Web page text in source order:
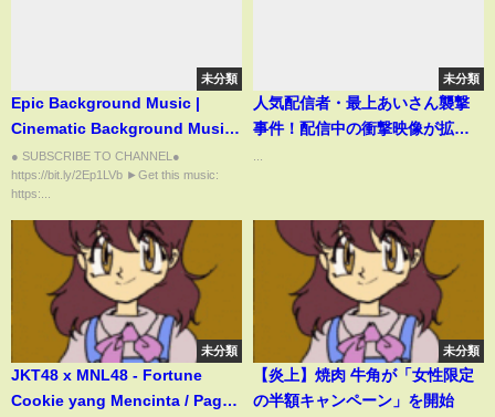
未分類
Epic Background Music |
Cinematic Background Music |
ROYALTY FREE MUSIC by
Music Planet
● SUBSCRIBE TO CHANNEL●
https://bit.ly/2Ep1LVb ►Get this music:
https:...
未分類
人気配信者・最上あいさん襲撃
事件！配信中の衝撃映像が拡散
未分類
JKT48 x MNL48 - Fortune
Cookie yang Mencinta / Pag-
未分類
【炎上】焼肉 牛角が「女性限定
の半額キャンペーン」を開始